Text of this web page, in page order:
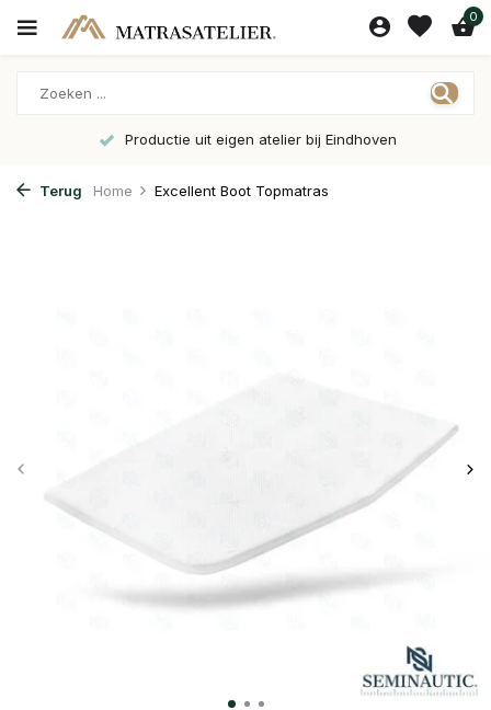
0
Productie uit eigen atelier bij Eindhoven
Terug Home Excellent Boot Topmatras